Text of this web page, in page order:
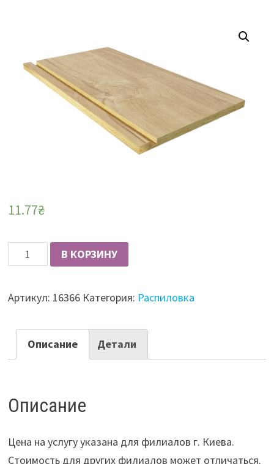
11.77₴
Количество
Паз
ДВП
В КОРЗИНУ
Артикул: 16366 Категория: Распиловка
Описание Детали
Описание
Цена на услугу указана для филиалов г. Киева.
Стоимость для других филиалов может отличаться.